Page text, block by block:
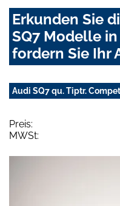
Erkunden Sie
SQ7 Modelle
fordern Sie Ihr
Audi SQ7 qu. Tiptr.
Preis:
MWSt: